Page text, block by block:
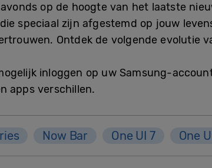
avonds op de hoogte van het laatste
die speciaal zijn afgestemd op jouw
Ontdek de volgende evolutie
inloggen op uw Samsung-
apps verschillen.
Now Bar One UI 7 One